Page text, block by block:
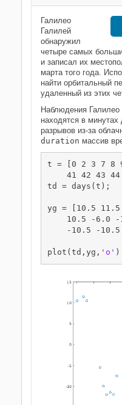
Галилео
Галилей
обнаружил
четыре самых
и записал их
марта того года.
найти орбитальный
удаленный из этих
Наблюдения
находятся в
разрывов из-за
duration массив
t = [0 2 3 7 8 9
41 42 43 44
td = days(t);
yg = [10.5
10.5 -6.0
-10.5 -
plot(td,yg, 'o' )